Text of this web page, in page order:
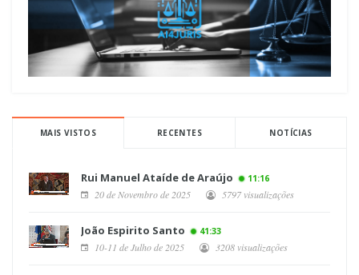
MAIS VISTOS RECENTES NOTÍCIAS
Rui Manuel Ataíde de Araújo 11:16
20 de Novembro de 2025 5797 visualizações
João Espirito Santo 41:33
10-11 de Julho de 2025 3208 visualizações